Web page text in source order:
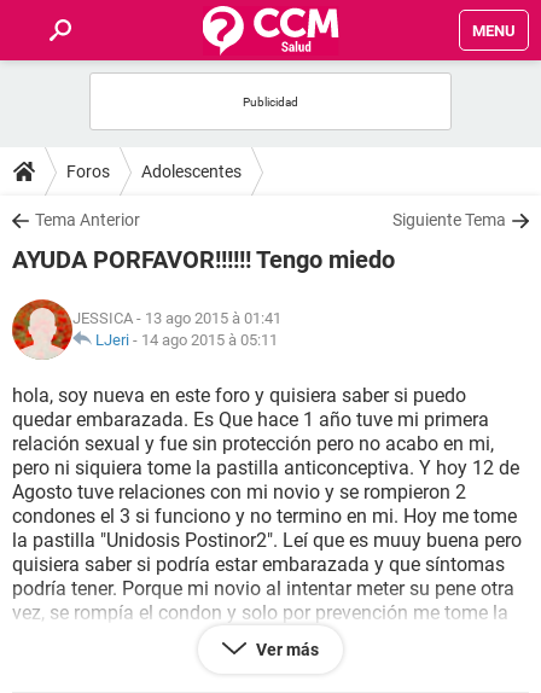
MENU
FORUMS
SALUD
NUTRICIÓN
BIENESTAR
SEXUALIDAD
GLOSARIO
Foros Adolescentes
Tema Anterior Siguiente Tema
AYUDA PORFAVOR!!!!!! Tengo miedo
JESSICA - 13 ago 2015 à 01:41
LJeri - 14 ago 2015 à 05:11
hola, soy nueva en este foro y quisiera saber si puedo
quedar embarazada. Es Que hace 1 año tuve mi primera
relación sexual y fue sin protección pero no acabo en mi,
pero ni siquiera tome la pastilla anticonceptiva. Y hoy 12 de
Agosto tuve relaciones con mi novio y se rompieron 2
condones el 3 si funciono y no termino en mi. Hoy me tome
la pastilla "Unidosis Postinor2". Leí que es muuy buena pero
quisiera saber si podría estar embarazada y que síntomas
podría tener. Porque mi novio al intentar meter su pene otra
vez, se rompía el condon y solo por prevención me tome la
pastilla. Solo sáquenme de la duda por favor
Ver más